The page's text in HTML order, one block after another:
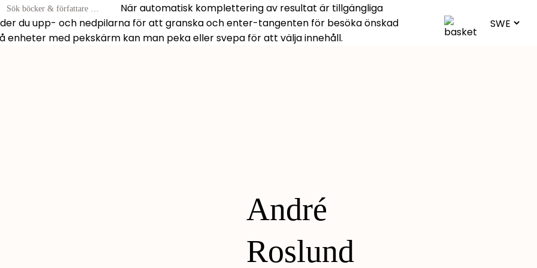
När automatisk komplettering av resultat är tillgängliga
du upp- och nedpilarna för att granska och enter-tangenten för besöka önskad
enheter med pekskärm kan man peka eller svepa för att välja innehåll.
André
Roslund